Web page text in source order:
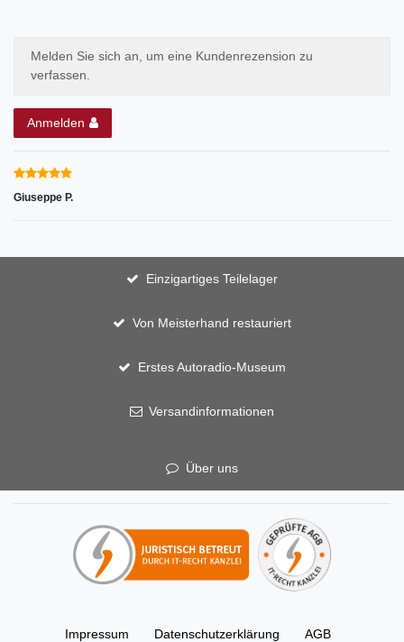
Melden Sie sich an, um eine Kundenrezension zu
verfassen.
Anmelden
Giuseppe P.
Einzigartiges Teilelager
Von Meisterhand restauriert
Erstes Autoradio-Museum
Versandinformationen
Über uns
Impressum Daten­schutz­erklärung AGB